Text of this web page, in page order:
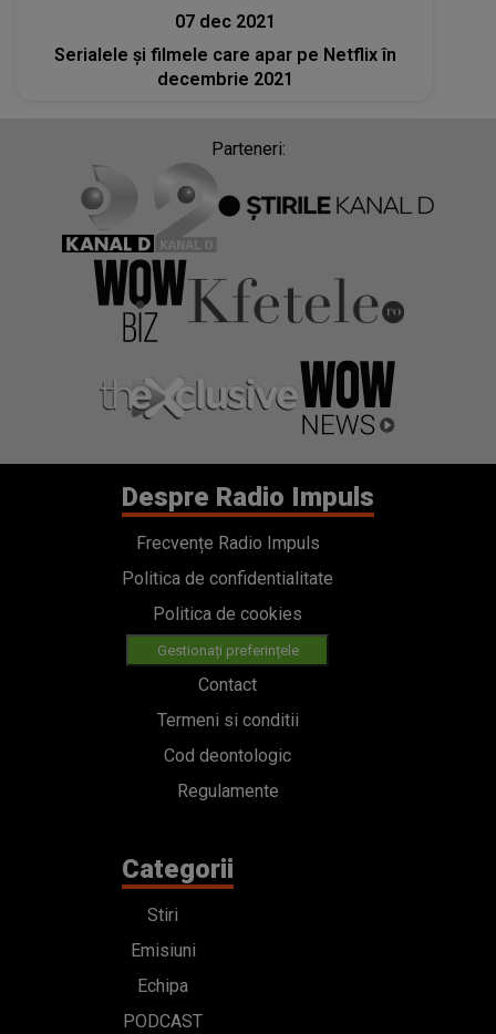
07 dec 2021
Serialele şi filmele care apar pe Netflix în
decembrie 2021
Parteneri:
Despre Radio Impuls
Frecvențe Radio Impuls
Politica de confidentialitate
Politica de cookies
Gestionați preferințele
Contact
Termeni si conditii
Cod deontologic
Regulamente
Categorii
Stiri
Emisiuni
Echipa
PODCAST